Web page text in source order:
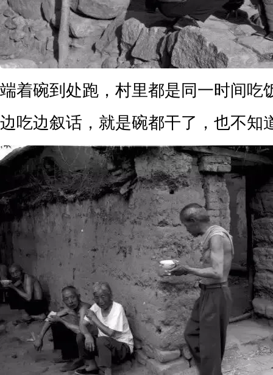
端着碗到处跑，村里都是同一时间吃
边吃边叙话，就是碗都干了，也不知